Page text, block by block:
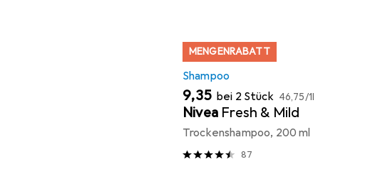
MENGENRABATT
Shampoo
EUR
9,35 bei 2 Stück EUR
46,75/1l
Nivea Fresh & Mild
Trockenshampoo, 200 ml
87